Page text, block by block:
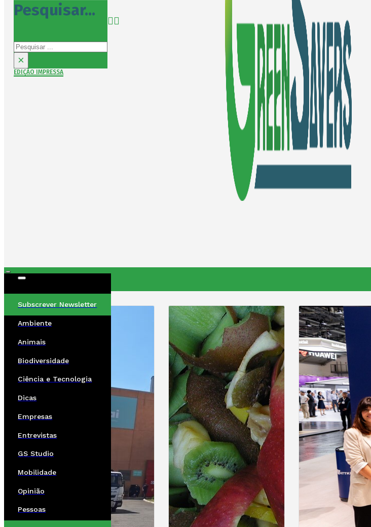
Pesquisar...
Pesquisar
×
EDIÇÃO IMPRESSA
Subscrever Newsletter
Ambiente
Animais
Biodiversidade
Ciência e Tecnologia
Dicas
Empresas
Entrevistas
GS Studio
Mobilidade
Opinião
Pessoas